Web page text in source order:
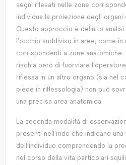
segni rilevati nelle zone
individua la proiezione degli organi
Questo approccio è definito
l’occhio suddiviso in aree, come in
corrispondenti a zone
rischia però di fuorviare
riflessa in un altro organo (sia nel
piede in riflessologia) non può
una precisa area anatomica.
La seconda modalità di
presenti nell’iride che indicano
dell’individuo comprendendo la
nel corso della vita particolari